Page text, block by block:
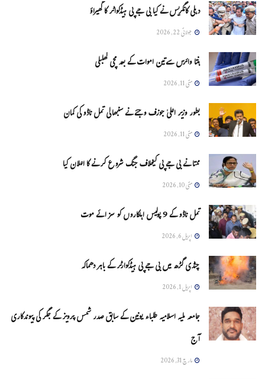
دہلی کانگریس نے کیا بی جے پی ہیڈکواٹر کا گھیراؤ
جولائی 22, 2026
ہنتا وائرس سےتین اموات کے بعد مچی کھلبلی
مئی 11, 2026
بطور وزیر اعلیٰ جوزف وجئے نے سنبھالی تمل ناڈو کی کمان
مئی 11, 2026
ممتا نے بی جے پی کیخلاف جنگ شروع کرنے کا اعلان کیا
مئی 10, 2026
تمل ناڈو کے 9 پولیس اہلکاروں کو سزائے موت
اپریل 6, 2026
چنڈی گڑھ میں بی جے پی ہیڈکوارٹر کے باہر دھماکہ
اپریل 1, 2026
جامعہ ملیہ اسلامیہ طلباء یونین کے سابق صدر شمس پرویز کے جگر کی پیوندکاری
آج
مارچ 31, 2026